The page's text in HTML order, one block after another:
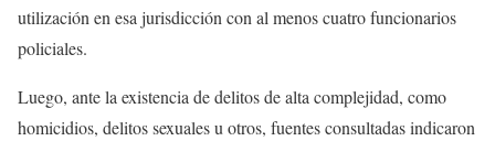
utilización en esa jurisdicción con al menos cuatro funcionarios
policiales.
Luego, ante la existencia de delitos de alta complejidad, como
homicidios, delitos sexuales u otros, fuentes consultadas indicaron